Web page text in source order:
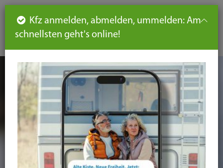
DE
Seiteninhalt
Hauptnavigation
Seitennavigation
leichte
Sprache
Kfz anmelden, abmelden, ummelden: Am
schnellsten geht's online!